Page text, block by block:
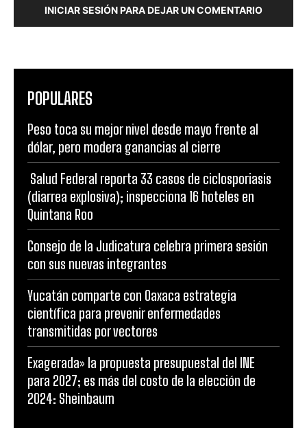
INICIAR SESIÓN PARA DEJAR UN COMENTARIO
POPULARES
Peso toca su mejor nivel desde mayo frente al
dólar, pero modera ganancias al cierre
Salud Federal reporta 33 casos de ciclosporiasis
(diarrea explosiva); inspecciona 16 hoteles en
Quintana Roo
Consejo de la Judicatura celebra primera sesión
con sus nuevas integrantes
Yucatán comparte con Oaxaca estrategia
científica para prevenir enfermedades
transmitidas por vectores
Exagerada» la propuesta presupuestal del INE
para 2027; es más del costo de la elección de
2024: Sheinbaum